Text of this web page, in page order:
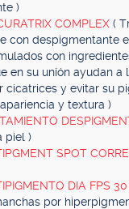
)
COMPLEX (
con despigmentante
con
en su unión ayudan a
cicatrices y evitar su
y textura )
piel )
SPOT
DIA FPS 30
por